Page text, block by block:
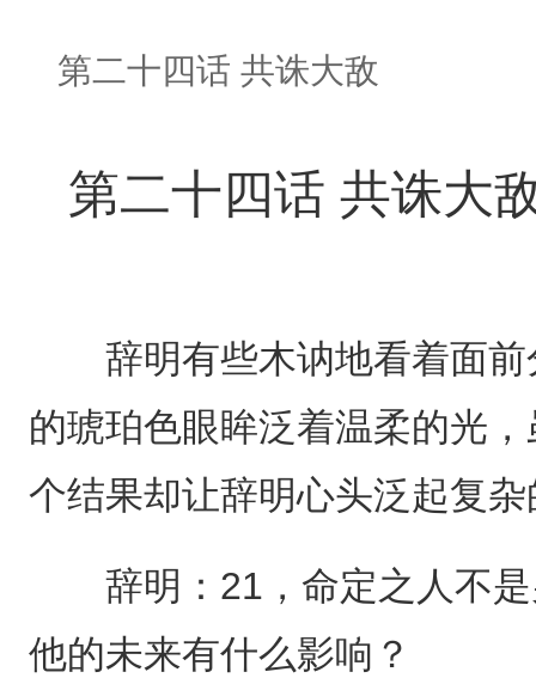
第二十四话 共诛大敌
第二十四话 共诛大
辞明有些木讷地看着面前
的琥珀色眼眸泛着温柔的光
个结果却让辞明心头泛起复
辞明：21，命定之人不是
他的未来有什么影响？